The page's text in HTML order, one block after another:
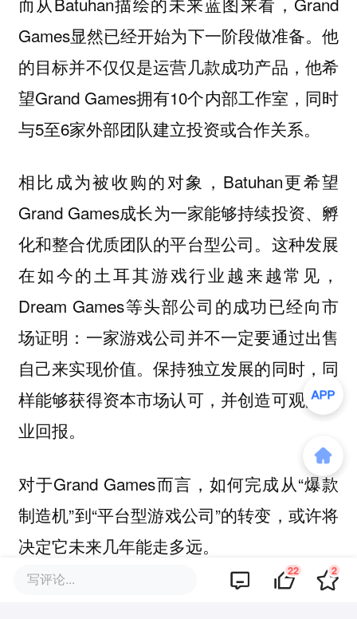
Games显然已经开始为下一阶段做准备。他
的目标并不仅仅是运营几款成功产品，他希
望Grand Games拥有10个内部工作室，同时
与5至6家外部团队建立投资或合作关系。
相比成为被收购的对象，Batuhan更希望
Grand Games成长为一家能够持续投资、孵
化和整合优质团队的平台型公司。 这种发展
在如今的土耳其游戏行业越来越常见，
Dream Games等头部公司的成功已经向市
场证明：一家游戏公司并不一定要通过出售
自己来实现价值。保持独立发展的同时，同
样能够获得资本市场认可，并创造可观的商
业回报。
对于Grand Games而言，如何完成从“爆款
制造机”到“平台型游戏公司”的转变，或许将
决定它未来几年能走多远。
引用来源：《Grand Games from 0$ to
写评论... 22 2